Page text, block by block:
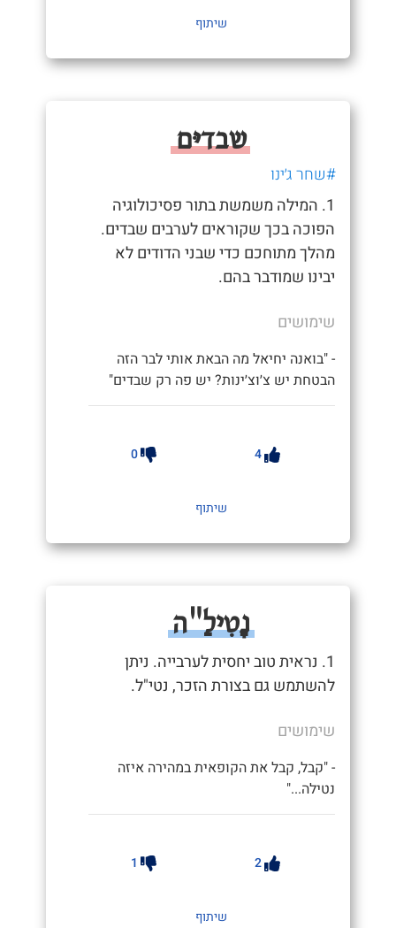
שיתוף
שבדיּם
#שחר ג׳ינו
1. המילה משמשת בתור פסיכולוגיה
הפוכה בכך שקוראים לערבים שבדים.
מהלך מתוחכם כדי שבני הדודים לא
יבינו שמודבר בהם.
שימושים
- "בואנה יחיאל מה הבאת אותי לבר הזה
הבטחת יש צ׳וצ׳ינות? יש פה רק שבדים"
4
0
שיתוף
נָטִילַ"ה
1. נראית טוב יחסית לערבייה. ניתן
להשתמש גם בצורת הזכר, נטי"ל.
שימושים
- "קבל, קבל את הקופאית במהירה איזה
נטילה..."
2
1
שיתוף